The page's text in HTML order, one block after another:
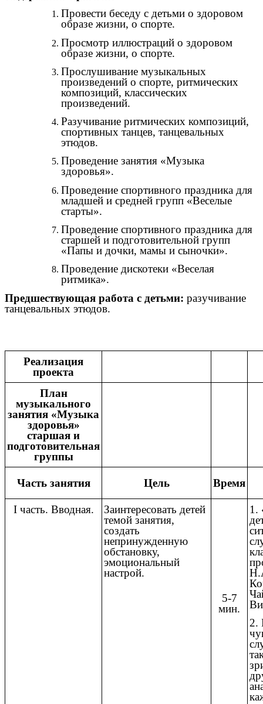
Провести беседу с детьми о здоровом
образе жизни, о спорте.
Просмотр иллюстраций о здоровом
образе жизни, о спорте.
Прослушивание музыкальных
произведений о спорте, ритмических
композиций, классических
произведений.
Разучивание ритмических композиций,
спортивных танцев, танцевальных
этюдов.
Проведение занятия «Музыка
здоровья».
Проведение спортивного праздника для
младшей и средней групп «Веселые
старты».
Проведение спортивного праздника для
старшей и подготовительной групп
«Папы и дочки, мамы и сыночки».
Проведение дискотеки «Веселая
ритмика».
Предшествующая работа с детьми: разучивание
танцевальных этюдов.
Реализация
проекта
План
музыкального
занятия «Музыка
здоровья»
старшая и
подготовительная
группы
Часть занятия Цель Время
I часть. Вводная.
Заинтересовать детей
темой занятия,
создать
непринужденную
обстановку,
эмоциональный
настрой.
5-7
мин.
1.
2.